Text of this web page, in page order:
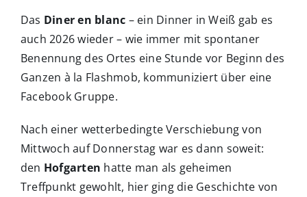
Das Diner en blanc – ein Dinner in Weiß gab es
auch 2026 wieder – wie immer mit spontaner
Benennung des Ortes eine Stunde vor Beginn des
Ganzen à la Flashmob, kommuniziert über eine
Facebook Gruppe.
Nach einer wetterbedingte Verschiebung von
Mittwoch auf Donnerstag war es dann soweit:
den Hofgarten hatte man als geheimen
Treffpunkt gewohlt, hier ging die Geschichte von